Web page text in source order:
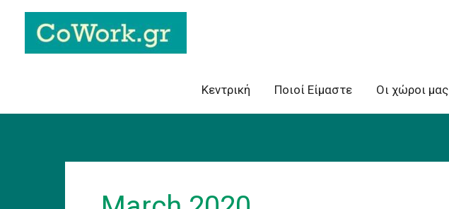
content
Κεντρική Ποιοί Είμαστε Oι χώροι μας